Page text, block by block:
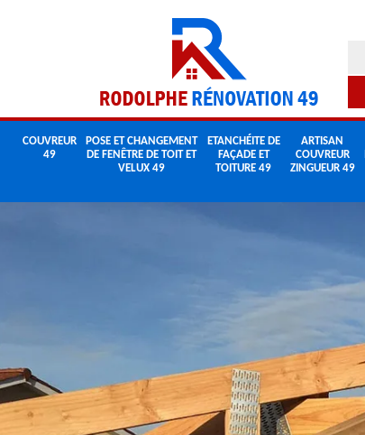
COUVREUR
49
POSE ET CHANGEMENT
DE FENÊTRE DE TOIT ET
VELUX 49
ETANCHÉITE DE
FAÇADE ET
TOITURE 49
ARTISAN
COUVREUR
ZINGUEUR 49